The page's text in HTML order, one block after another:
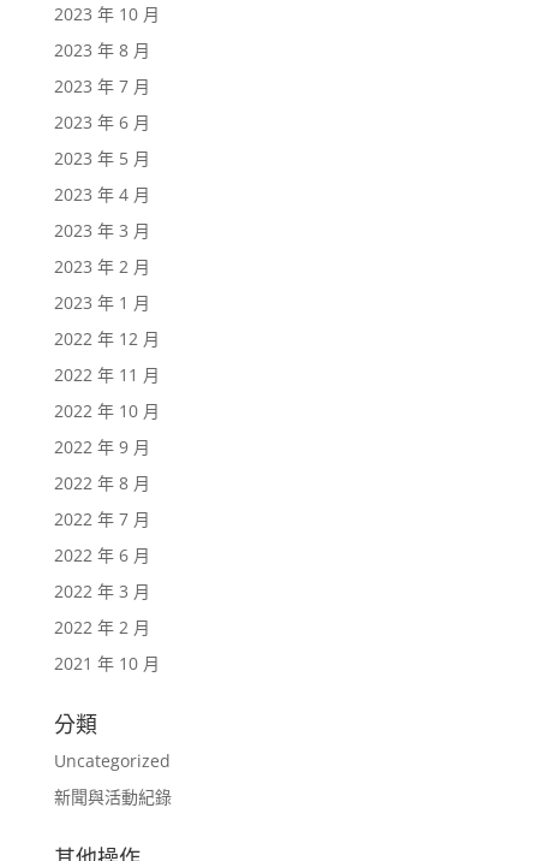
2023 年 10 月
2023 年 8 月
2023 年 7 月
2023 年 6 月
2023 年 5 月
2023 年 4 月
2023 年 3 月
2023 年 2 月
2023 年 1 月
2022 年 12 月
2022 年 11 月
2022 年 10 月
2022 年 9 月
2022 年 8 月
2022 年 7 月
2022 年 6 月
2022 年 3 月
2022 年 2 月
2021 年 10 月
分類
Uncategorized
新聞與活動紀錄